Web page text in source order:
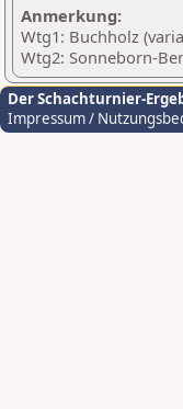
Anmerkung:
Wtg1: Buchholz
Wtg2: Sonneborn-
Der Schachturnier-
Impressum /